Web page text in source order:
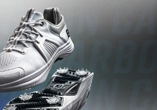
1 Year Waterproof Warranty
Flex Last